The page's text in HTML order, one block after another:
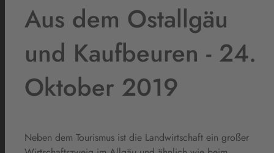
Aus dem Ostallgäu
und Kaufbeuren - 24.
Oktober 2019
Neben dem Tourismus ist die Landwirtschaft ein großer